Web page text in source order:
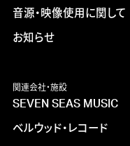
音源・映像使用に関して
お知らせ
関連会社・施設
SEVEN SEAS MUSIC
ベルウッド・レコード